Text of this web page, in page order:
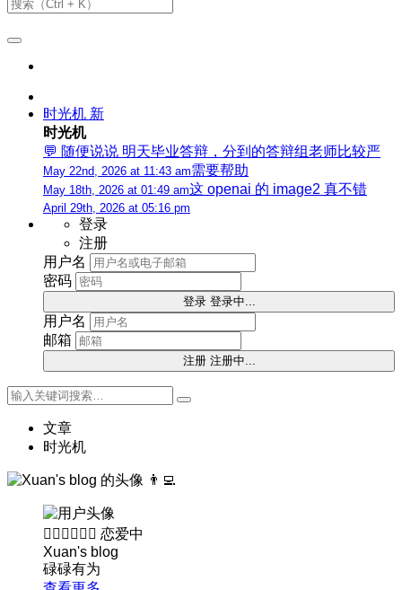
时光机 新
时光机
💬 随便说说 明天毕业答辩，分到的答辩组老师比较严
May 22nd, 2026 at 11:43 am需要帮助
May 18th, 2026 at 01:49 am这 openai 的 image2 真不错
April 29th, 2026 at 05:16 pm
登录
注册
用户名
密码
登录 登录中...
用户名
邮箱
注册 注册中...
文章
时光机
👨‍💻
👨🏻‍❤️‍💋‍👩🏻 恋爱中
Xuan's blog
碌碌有为